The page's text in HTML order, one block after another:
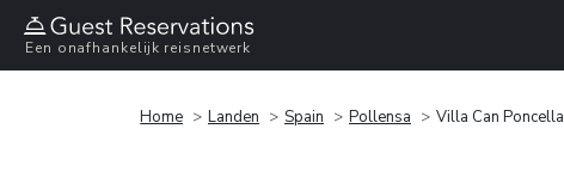
Een onafhankelijk reisnetwerk
Home Landen Spain Pollensa Villa Can Poncella